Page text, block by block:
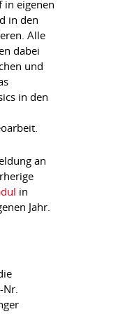
in eigenen
in den
Alle
dabei
und
in den
an
in
Jahr.
Nr.